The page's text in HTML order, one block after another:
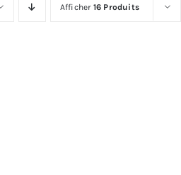
Afficher 16 Produits